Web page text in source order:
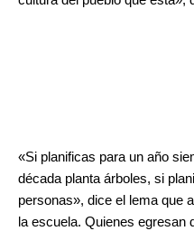
«Si planificas para un año
década planta árboles, si
personas», dice el lema que
la escuela. Quienes egresan